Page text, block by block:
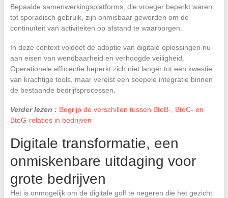
Bepaalde samenwerkingsplatforms, die vroeger beperkt waren
tot sporadisch gebruik, zijn onmisbaar geworden om de
continuïteit van activiteiten op afstand te waarborgen.
In deze context voldoet de adoptie van digitale oplossingen nu
aan eisen van wendbaarheid en verhoogde veiligheid.
Operationele efficiëntie beperkt zich niet langer tot een kwestie
van krachtige tools, maar vereist een soepele integratie binnen
de bestaande bedrijfsprocessen.
Verder lezen : Begrijp de verschillen tussen BtoB-, BtoC- en
BtoG-relaties in bedrijven
Digitale transformatie, een
onmiskenbare uitdaging voor
grote bedrijven
Het is onmogelijk om de digitale golf te negeren die het gezicht